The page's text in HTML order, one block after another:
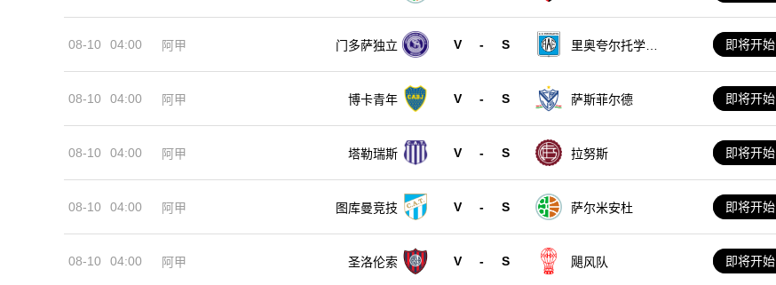
08-10 04:00 阿甲 门多萨独立 V - S
里奥夸尔托学生
即将开始
08-10 04:00 阿甲 博卡青年 V - S 萨斯菲尔德 即将开始
08-10 04:00 阿甲 塔勒瑞斯 V - S 拉努斯 即将开始
08-10 04:00 阿甲 图库曼竞技 V - S 萨尔米安杜 即将开始
08-10 04:00 阿甲 圣洛伦索 V - S 飓风队 即将开始